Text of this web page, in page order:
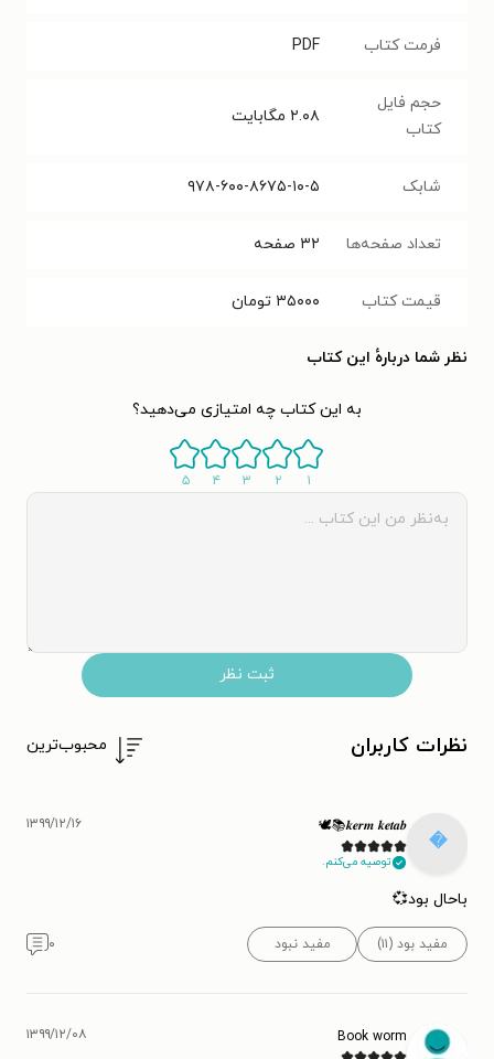
فرمت کتاب PDF
حجم فایل
کتاب
۲.۰۸ مگابایت
شابک ۹۷۸-۶۰۰-۸۶۷۵-۱۰-۵
تعداد صفحه‌ها ۳۲ صفحه
قیمت کتاب ۳۵۰۰۰ تومان
نظر شما دربارهٔ این کتاب
به این کتاب چه امتیازی می‌دهید؟
۱ ۲ ۳ ۴ ۵
ثبت نظر
نظرات کاربران محبوب‌ترین

𝒌𝒆𝒓𝒎 𝒌𝒆𝒕𝒂𝒃📚🕊️
توصیه می‌کنم.
۱۳۹۹/۱۲/۱۶
باحال بود💞
مفید بود (۱۱) مفید نبود ۰
Book worm ۱۳۹۹/۱۲/۰۸